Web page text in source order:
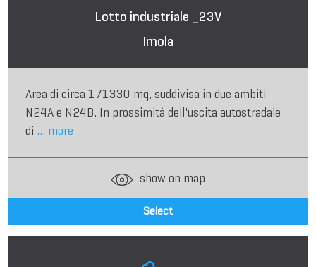
Lotto industriale _23V
Imola
Area di circa 171330 mq, suddivisa in due ambiti
N24A e N24B. In prossimità dell'uscita autostradale
di ... more
show on map
Select